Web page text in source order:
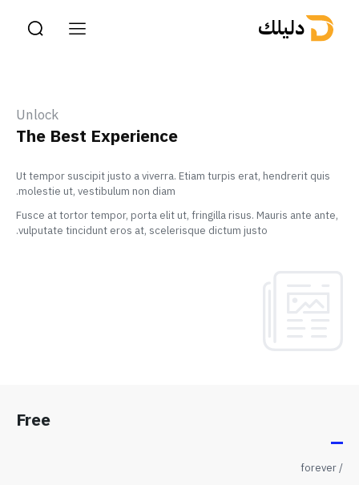
دليلك
Unlock
The Best Experience
Ut tempor suscipit justo a viverra. Etiam turpis erat, hendrerit quis
molestie ut, vestibulum non diam.
Fusce at tortor tempor, porta elit ut, fringilla risus. Mauris ante ante,
vulputate tincidunt eros at, scelerisque dictum justo.
Free
/ forever